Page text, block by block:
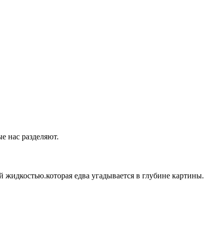
нас разделяют.
едва угадывается в глубине картины.